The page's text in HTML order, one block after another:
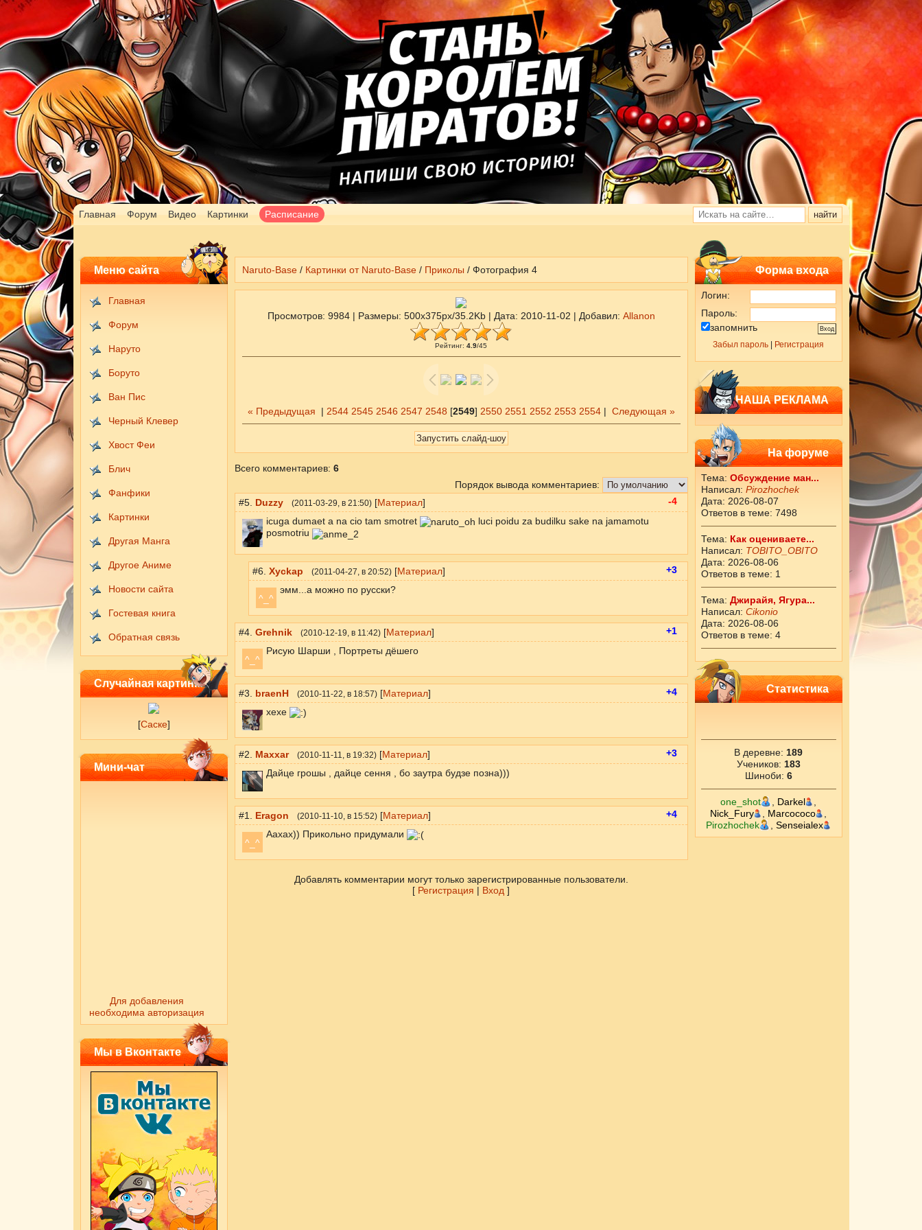
Главная Форум Видео Картинки Расписание
Меню сайта
Главная
Форум
Наруто
Боруто
Ван Пис
Черный Клевер
Хвост Феи
Блич
Фанфики
Картинки
Другая Манга
Другое Аниме
Новости сайта
Гостевая книга
Обратная связь
Случайная картинка
[Саске]
Мини-чат
Для добавления
необходима авторизация
Мы в Вконтакте
Форма входа
Логин:
Пароль:
запомнить
Забыл пароль Регистрация
НАША РЕКЛАМА
На форуме
Тема: Обсуждение ман...
Написал: Pirozhochek
Дата: 2026-08-07
Ответов в теме: 7498
Тема: Как оцениваете...
Написал: ТОBITO_OBITO
Дата: 2026-08-06
Ответов в теме: 1
Тема: Джирайя, Ягура...
Написал: Cikоnio
Дата: 2026-08-06
Ответов в теме: 4
Статистика
В деревне: 189
Учеников: 183
Шиноби: 6
one_shot Darkel
Nick_Fury
Marcococo
Pirozhochek
Senseialex
Naruto-Base/ Картинки от Naruto-Base/ Приколы / Фотография 4
Просмотров: 9984 | Размеры: 500x375px/35.2Kb | Дата: 2010-11-02 | Добавил: Allanon
Рейтинг: 4.9/45
« Предыдущая | 2544 2545 2546 2547 2548 [2549] 2550 2551 2552 2553 2554| Следующая »
Всего комментариев: 6
Порядок вывода комментариев:
#5. Duzzy (2011-03-29 , в 21:50)[Материал]
icuga dumaet a na cio tam smotret
luci poidu za budilku sake na jamamotu
posmotriu
-4
#6. Xyckap (2011-04-27 , в 20:52)[Материал]
^_^
эмм...а можно по русски?
+3
#4. Grehnik (2010-12-19 , в 11:42)[Материал]
^_^
Рисую Шарши , Портреты дёшего
+1
#3. braenH (2010-11-22 , в 18:57)[Материал]
хехе
+4
#2. Maxxar (2010-11-11 , в 19:32)[Материал]
Дайце грошы , дайце сення , бо заутра будзе позна)))
+3
#1. Eragon (2010-11-10, в 15:52)[Материал]
^_^
Аахах)) Прикольно придумали
+4
Добавлять комментарии могут только зарегистрированные пользователи.
[ Регистрация | Вход ]